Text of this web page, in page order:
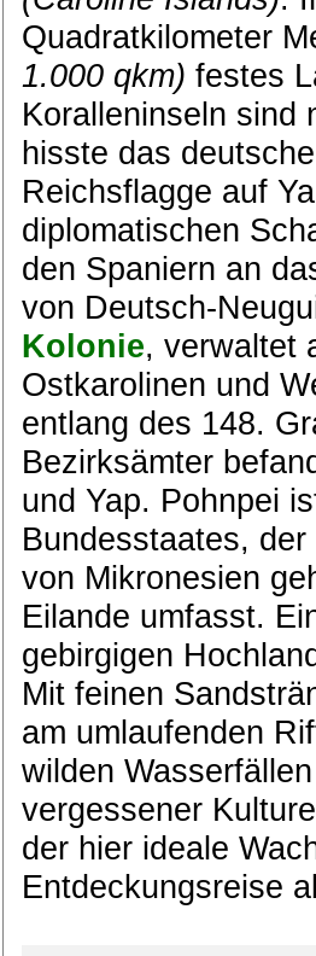
Quadratkilometer
1.000 qkm) festes
Koralleninseln sind
hisste das
Reichsflagge auf
diplomatischen
den Spaniern an
von Deutsch-
Kolonie, verwaltet
Ostkarolinen und
entlang des 148.
Bezirksämter
und Yap. Pohnpei
Bundesstaates,
von Mikronesien
Eilande umfasst.
gebirgigen
Mit feinen
am umlaufenden
wilden
vergessener
der hier ideale
Entdeckungsreise